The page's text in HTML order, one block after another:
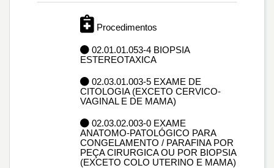
Procedimentos
02.01.01.053-4 BIOPSIA
ESTEREOTAXICA
02.03.01.003-5 EXAME DE
CITOLOGIA (EXCETO CERVICO-
VAGINAL E DE MAMA)
02.03.02.003-0 EXAME
ANATOMO-PATOLÓGICO PARA
CONGELAMENTO / PARAFINA POR
PEÇA CIRURGICA OU POR BIOPSIA
(EXCETO COLO UTERINO E MAMA)